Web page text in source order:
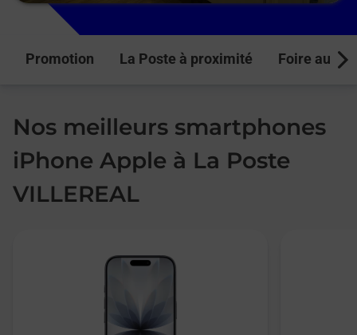
Promotion La Poste à proximité Foire aux
Nos meilleurs smartphones
iPhone Apple à La Poste
VILLEREAL